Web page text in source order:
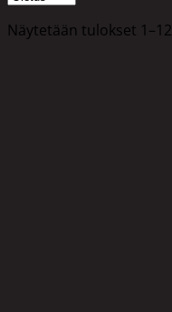
Näytetään tulokset